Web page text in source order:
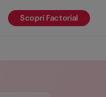
clic per cercare
Scopri Factorial